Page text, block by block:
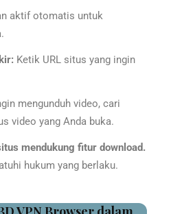
aktif otomatis untuk
Ketik URL situs yang ingin
mengunduh video, cari
video yang Anda buka.
mendukung fitur download.
hukum yang berlaku.
VPN Browser dalam